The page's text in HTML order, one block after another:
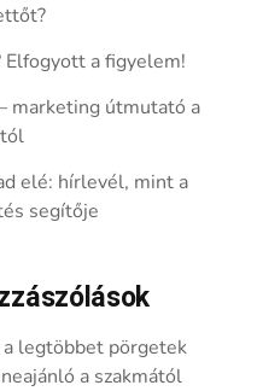
Elfogyott a figyelem!
marketing útmutató a
elé: hírlevél, mint a
segítője
a legtöbbet pörgetek
a szakmától